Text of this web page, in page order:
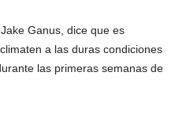
Ganus, dice que es
a las duras condiciones
las primeras semanas de